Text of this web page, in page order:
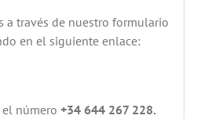
a través de nuestro formulario
en el siguiente enlace:
el número +34 644 267 228.